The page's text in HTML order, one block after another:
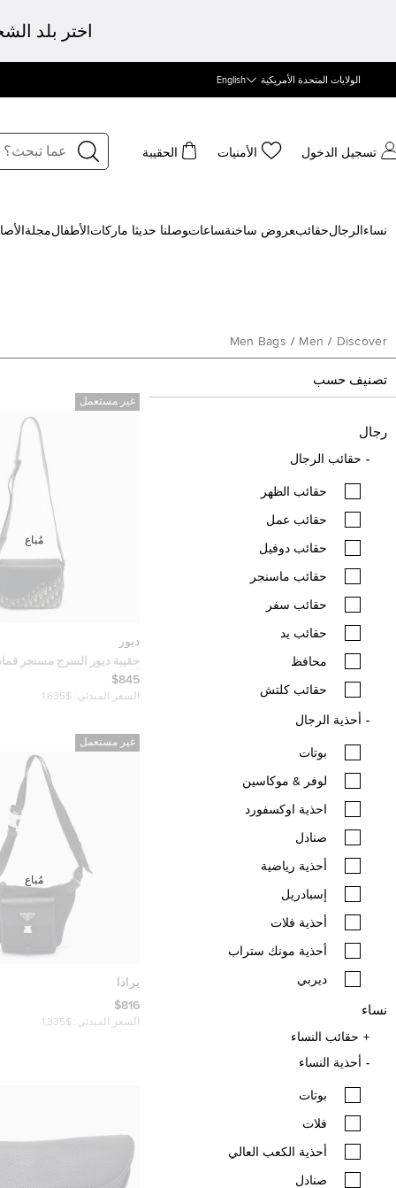
اختر بلد
الولايات المتحدة الأمريكية English
تسجيل الدخول الأمنيات الحقيبة
نساء الرجالحقائب‍عروض ساخنة‍ساعات‍وصلنا حديثا ‍ ماركات الأطفالمجلة
Discover
/
Men
/
Men Bags
تصنيف حسب
رجال
حقائب الرجال
حقائب الظهر
حقائب عمل
حقائب دوفيل
حقائب ماسنجر
حقائب سفر
حقائب يد
محافظ
حقائب كلتش
أحذية الرجال
بوتات
لوفر & موكاسين
احذية اوكسفورد
صنادل
أحذية رياضية
إسبادريل
أحذية فلات
أحذية مونك ستراب
ديربي
نساء
حقائب النساء
أحذية النساء
بوتات
فلات
أحذية الكعب العالي
صنادل
غير مستعمل
ديور
حقيبة ديور السرج مسنجر
أزرق كحلي
$845
السعر المبدئي: $1,635
مُباع
غير مستعمل
برادا
$816
السعر المبدئي: $1,335
مُباع